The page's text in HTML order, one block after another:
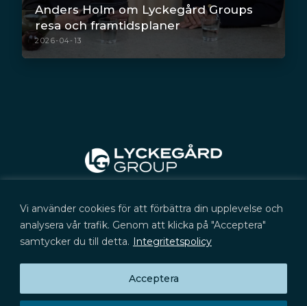
Vi använder cookies för att förbättra din upplevelse och
analysera vår trafik. Genom att klicka på "Acceptera"
samtycker du till detta. Integritetspolicy
Acceptera
Anders Holm om Lyckegård Groups
resa och framtidsplaner
2026-04-13
Prenumerera på press­meddelanden,
rapporter och aktieinformation
+46 (0) 702 566 705
kontakt@lyckegard.com
Signalistgatan 9